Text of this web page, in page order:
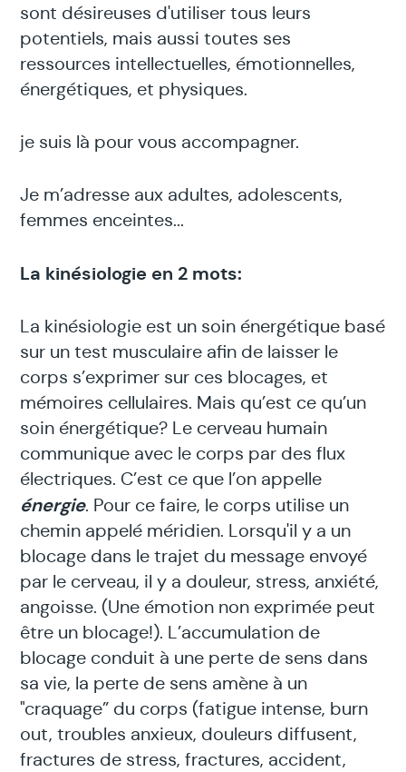
sont désireuses d'utiliser tous leurs
potentiels, mais aussi toutes ses
ressources intellectuelles, émotionnelles,
énergétiques, et physiques.
je suis là pour vous accompagner.
Je m’adresse aux adultes, adolescents,
femmes enceintes...
La kinésiologie en 2 mots:
La kinésiologie est un soin énergétique basé
sur un test musculaire afin de laisser le
corps s’exprimer sur ces blocages, et
mémoires cellulaires. Mais qu’est ce qu’un
soin énergétique? Le cerveau humain
communique avec le corps par des flux
électriques. C’est ce que l’on appelle
énergie. Pour ce faire, le corps utilise un
chemin appelé méridien. Lorsqu'il y a un
blocage dans le trajet du message envoyé
par le cerveau, il y a douleur, stress, anxiété,
angoisse. (Une émotion non exprimée peut
être un blocage!). L’accumulation de
blocage conduit à une perte de sens dans
sa vie, la perte de sens amène à un
"craquage” du corps (fatigue intense, burn
out, troubles anxieux, douleurs diffusent,
fractures de stress, fractures, accident,